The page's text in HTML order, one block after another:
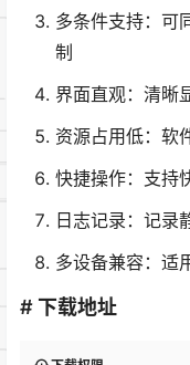
多条件支持：可
制
界面直观：清晰
资源占用低：软
快捷操作：支持
日志记录：记录
多设备兼容：适
# 下载地址